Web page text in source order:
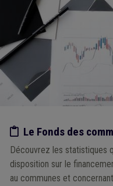
Etude/chiffres
Le Fonds des
Découvrez les statistiques
disposition sur le
au communes et